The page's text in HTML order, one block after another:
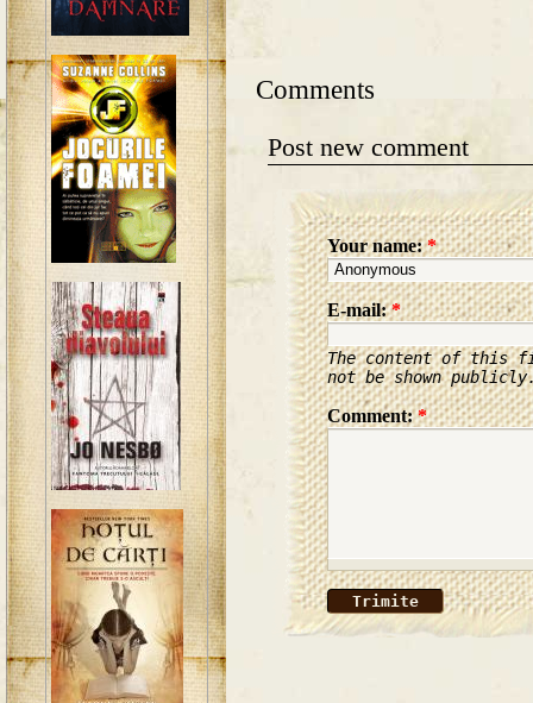
Comments
Post new comment
Your name:*
E-mail:*
The content of this
not be shown
Comment:*